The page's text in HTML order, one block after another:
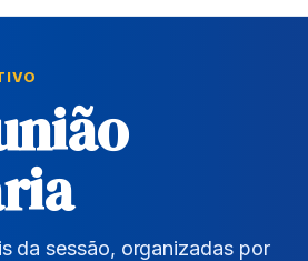
da sessão, organizadas por